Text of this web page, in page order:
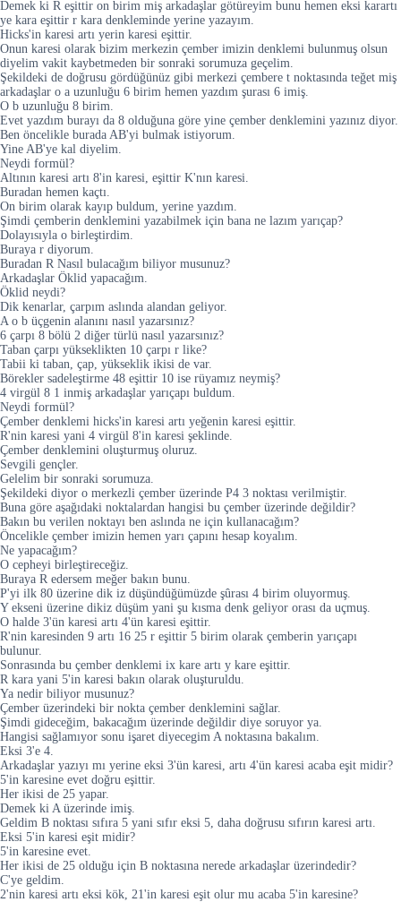
Demek ki R eşittir on birim miş arkadaşlar götüreyim bunu hemen eksi karartı
ye kara eşittir r kara denkleminde yerine yazayım.
Hicks'in karesi artı yerin karesi eşittir.
Onun karesi olarak bizim merkezin çember imizin denklemi bulunmuş olsun
diyelim vakit kaybetmeden bir sonraki sorumuza geçelim.
Şekildeki de doğrusu gördüğünüz gibi merkezi çembere t noktasında teğet miş
arkadaşlar o a uzunluğu 6 birim hemen yazdım şurası 6 imiş.
O b uzunluğu 8 birim.
Evet yazdım burayı da 8 olduğuna göre yine çember denklemini yazınız diyor.
Ben öncelikle burada AB'yi bulmak istiyorum.
Yine AB'ye kal diyelim.
Neydi formül?
Altının karesi artı 8'in karesi, eşittir K'nın karesi.
Buradan hemen kaçtı.
On birim olarak kayıp buldum, yerine yazdım.
Şimdi çemberin denklemini yazabilmek için bana ne lazım yarıçap?
Dolayısıyla o birleştirdim.
Buraya r diyorum.
Buradan R Nasıl bulacağım biliyor musunuz?
Arkadaşlar Öklid yapacağım.
Öklid neydi?
Dik kenarlar, çarpım aslında alandan geliyor.
A o b üçgenin alanını nasıl yazarsınız?
6 çarpı 8 bölü 2 diğer türlü nasıl yazarsınız?
Taban çarpı yükseklikten 10 çarpı r like?
Tabii ki taban, çap, yükseklik ikisi de var.
Börekler sadeleştirme 48 eşittir 10 ise rüyamız neymiş?
4 virgül 8 1 inmiş arkadaşlar yarıçapı buldum.
Neydi formül?
Çember denklemi hicks'in karesi artı yeğenin karesi eşittir.
R'nin karesi yani 4 virgül 8'in karesi şeklinde.
Çember denklemini oluşturmuş oluruz.
Sevgili gençler.
Gelelim bir sonraki sorumuza.
Şekildeki diyor o merkezli çember üzerinde P4 3 noktası verilmiştir.
Buna göre aşağıdaki noktalardan hangisi bu çember üzerinde değildir?
Bakın bu verilen noktayı ben aslında ne için kullanacağım?
Öncelikle çember imizin hemen yarı çapını hesap koyalım.
Ne yapacağım?
O cepheyi birleştireceğiz.
Buraya R edersem meğer bakın bunu.
P'yi ilk 80 üzerine dik iz düşündüğümüzde şûrası 4 birim oluyormuş.
Y ekseni üzerine dikiz düşüm yani şu kısma denk geliyor orası da uçmuş.
O halde 3'ün karesi artı 4'ün karesi eşittir.
R'nin karesinden 9 artı 16 25 r eşittir 5 birim olarak çemberin yarıçapı
bulunur.
Sonrasında bu çember denklemi ix kare artı y kare eşittir.
R kara yani 5'in karesi bakın olarak oluşturuldu.
Ya nedir biliyor musunuz?
Çember üzerindeki bir nokta çember denklemini sağlar.
Şimdi gideceğim, bakacağım üzerinde değildir diye soruyor ya.
Hangisi sağlamıyor sonu işaret diyecegim A noktasına bakalım.
Eksi 3'e 4.
Arkadaşlar yazıyı mı yerine eksi 3'ün karesi, artı 4'ün karesi acaba eşit midir?
5'in karesine evet doğru eşittir.
Her ikisi de 25 yapar.
Demek ki A üzerinde imiş.
Geldim B noktası sıfıra 5 yani sıfır eksi 5, daha doğrusu sıfırın karesi artı.
Eksi 5'in karesi eşit midir?
5'in karesine evet.
Her ikisi de 25 olduğu için B noktasına nerede arkadaşlar üzerindedir?
C'ye geldim.
2'nin karesi artı eksi kök, 21'in karesi eşit olur mu acaba 5'in karesine?